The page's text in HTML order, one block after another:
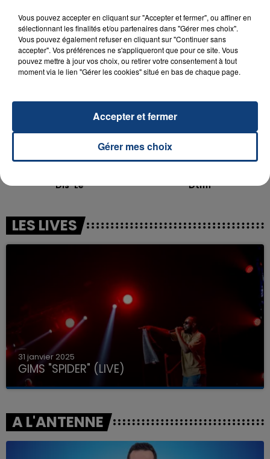
TITRES DIFFUSÉS
5h25
5h25
Dis-Le
5h23
5h23
Dtmf
LES LIVES
31 janvier 2025
GIMS "SPIDER" (LIVE)
A L'ANTENNE
Vous pouvez accepter en cliquant sur "Accepter et fermer", ou affiner en
sélectionnant les finalités et/ou partenaires dans "Gérer mes choix".
Vous pouvez également refuser en cliquant sur "Continuer sans
accepter". Vos préférences ne s'appliqueront que pour ce site. Vous
pouvez mettre à jour vos choix, ou retirer votre consentement à tout
moment via le lien "Gérer les cookies" situé en bas de chaque page.
Gérer mes choix
Accepter et fermer